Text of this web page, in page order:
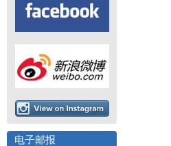
电子邮报